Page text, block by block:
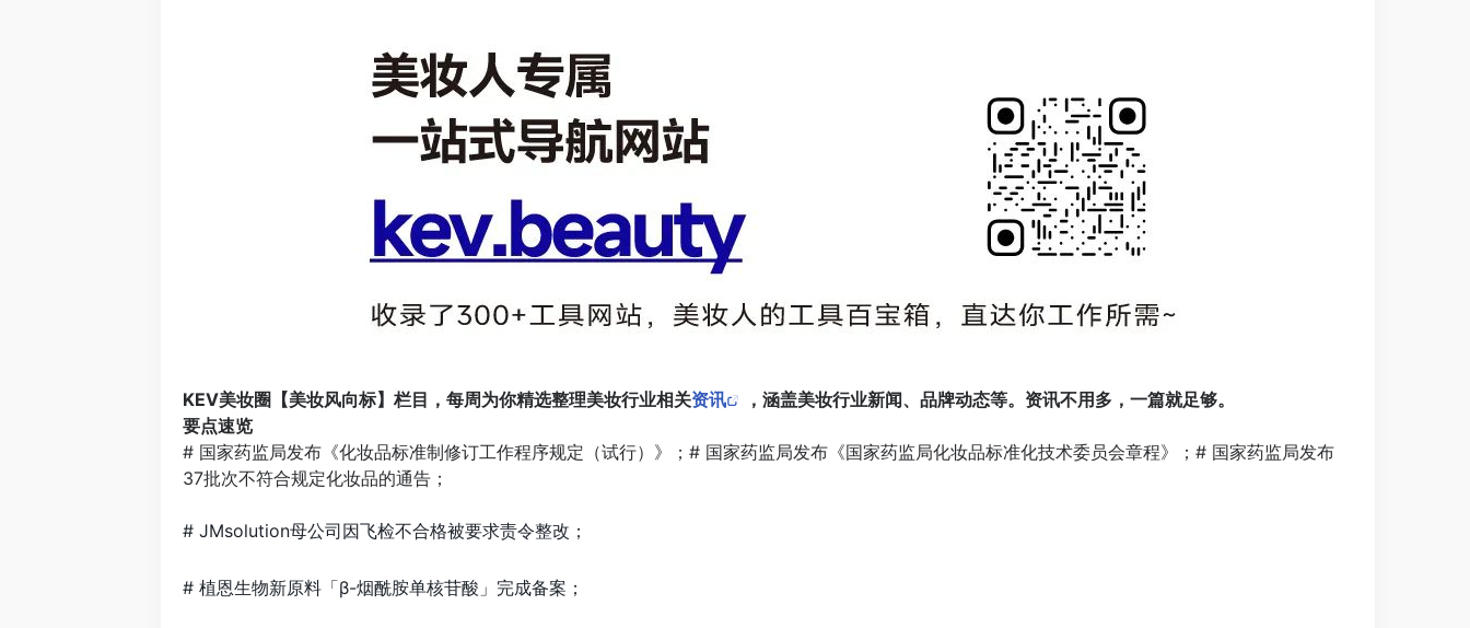
KEV美妆圈【美妆风向标】栏目，每周为你精选整理美妆行业相关资讯
，涵盖美妆行业新闻、品牌动态等。资讯不用多，一篇就足够。
要点速览
# 国家药监局发布《化妆品标准制修订工作程序规定（试行）》；# 国家药监局发布《国家药监局化妆品标准化技术委员会章程》；# 国家药监局发布
37批次不符合规定化妆品的通告；
# JMsolution母公司因飞检不合格被要求责令整改；
# 植恩生物新原料「β-烟酰胺单核苷酸」完成备案；